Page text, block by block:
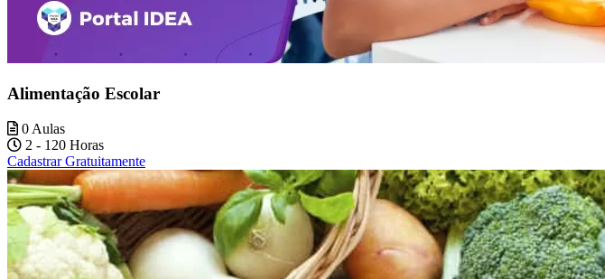
Alimentação Escolar
0 Aulas
2 - 120 Horas
Cadastrar Gratuitamente